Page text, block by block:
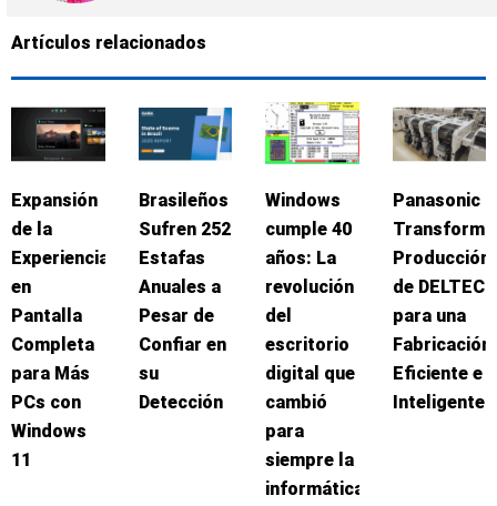
Artículos relacionados
Expansión
de la
Experiencia
en
Pantalla
Completa
para Más
PCs con
Windows
11
Brasileños
Sufren 252
Estafas
Anuales a
Pesar de
Confiar en
su
Detección
Windows
cumple 40
años: La
revolución
del
escritorio
digital que
cambió
para
siempre la
informática
Panasonic
Transforma
Producción
de DELTEC
para una
Fabricación
Eficiente e
Inteligente